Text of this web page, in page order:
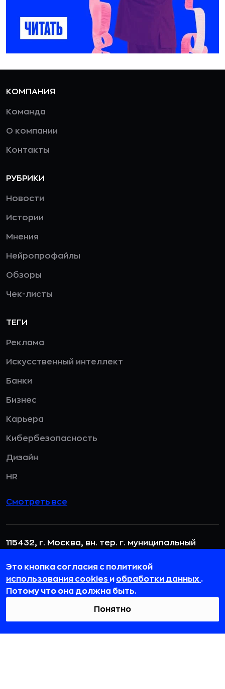
КОМПАНИЯ
Команда
О компании
Контакты
РУБРИКИ
Новости
Истории
Мнения
Нейропрофайлы
Обзоры
Чек-листы
ТЕГИ
Реклама
Искусственный интеллект
Банки
Бизнес
Карьера
Кибербезопасность
Дизайн
HR
Смотреть все
115432, г. Москва, вн. тер. г. муниципальный
Это кнопка согласия с политикой
использования cookies и обработки данных .
Потому что она должна быть.
Понятно